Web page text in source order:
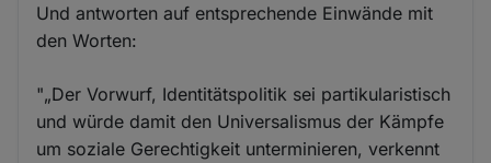
Und antworten auf entsprechende Einwände mit
den Worten:
"„Der Vorwurf, Identitätspolitik sei partikularistisch
und würde damit den Universalismus der Kämpfe
um soziale Gerechtigkeit unterminieren, verkennt